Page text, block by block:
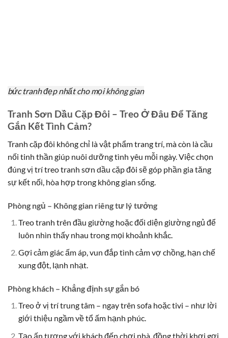
bức tranh đẹp nhất cho mọi không gian
Tranh Sơn Dầu Cặp Đôi – Treo Ở Đâu Để Tăng
Gắn Kết Tình Cảm?
Tranh cặp đôi không chỉ là vật phẩm trang trí, mà còn là cầu
nối tinh thần giúp nuôi dưỡng tình yêu mỗi ngày. Việc chọn
đúng vị trí treo tranh sơn dầu cặp đôi sẽ góp phần gia tăng
sự kết nối, hòa hợp trong không gian sống.
Phòng ngủ – Không gian riêng tư lý tưởng
Treo tranh trên đầu giường hoặc đối diện giường ngủ để
luôn nhìn thấy nhau trong mọi khoảnh khắc.
Gợi cảm giác ấm áp, vun đắp tình cảm vợ chồng, hạn chế
xung đột, lạnh nhạt.
Phòng khách – Khẳng định sự gắn bó
Treo ở vị trí trung tâm – ngay trên sofa hoặc tivi – như lời
giới thiệu ngầm về tổ ấm hạnh phúc.
Tạo ấn tượng với khách đến chơi nhà, đồng thời khơi gợi